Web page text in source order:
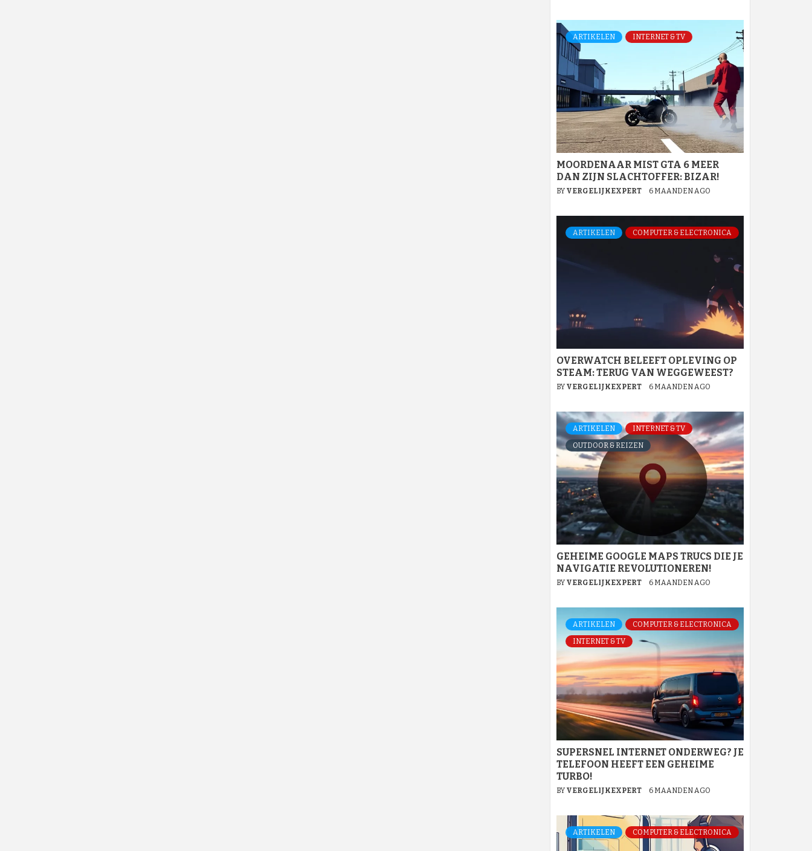
ARTIKELEN INTERNET & TV
MOORDENAAR MIST GTA 6 MEER
DAN ZIJN SLACHTOFFER: BIZAR!
BY VERGELIJKEXPERT 6 MAANDEN AGO
ARTIKELEN COMPUTER & ELECTRONICA
OVERWATCH BELEEFT OPLEVING OP
STEAM: TERUG VAN WEGGEWEEST?
BY VERGELIJKEXPERT 6 MAANDEN AGO
ARTIKELEN
INTERNET & TV
OUTDOOR & REIZEN
GEHEIME GOOGLE MAPS TRUCS DIE JE
NAVIGATIE REVOLUTIONEREN!
BY VERGELIJKEXPERT 6 MAANDEN AGO
ARTIKELEN
COMPUTER & ELECTRONICA
INTERNET & TV
SUPERSNEL INTERNET ONDERWEG? JE
TELEFOON HEEFT EEN GEHEIME
TURBO!
BY VERGELIJKEXPERT 6 MAANDEN AGO
ARTIKELEN COMPUTER & ELECTRONICA